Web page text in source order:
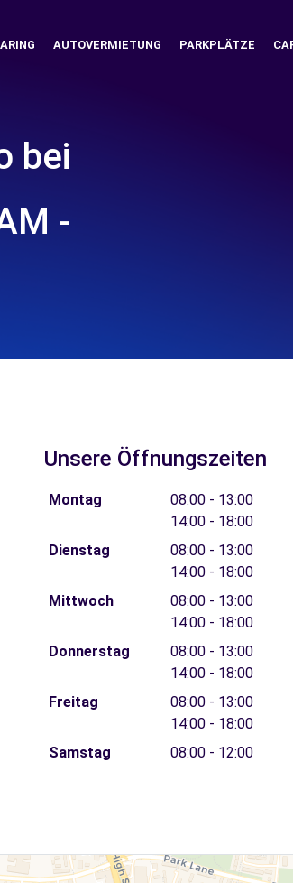
AUTOVERMIETUNG PARKPLÄTZE
bei
-
Unsere Öffnungszeiten
Montag
08:00 - 13:00
14:00 - 18:00
Dienstag
08:00 - 13:00
14:00 - 18:00
Mittwoch
08:00 - 13:00
14:00 - 18:00
Donnerstag
08:00 - 13:00
14:00 - 18:00
Freitag
08:00 - 13:00
14:00 - 18:00
Samstag
08:00 - 12:00